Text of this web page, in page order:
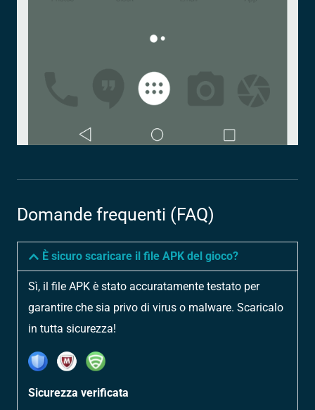
Domande frequenti (FAQ)
È sicuro scaricare il file APK del gioco?
Sì, il file APK è stato accuratamente testato per
garantire che sia privo di virus o malware. Scaricalo
in tutta sicurezza!
Sicurezza verificata